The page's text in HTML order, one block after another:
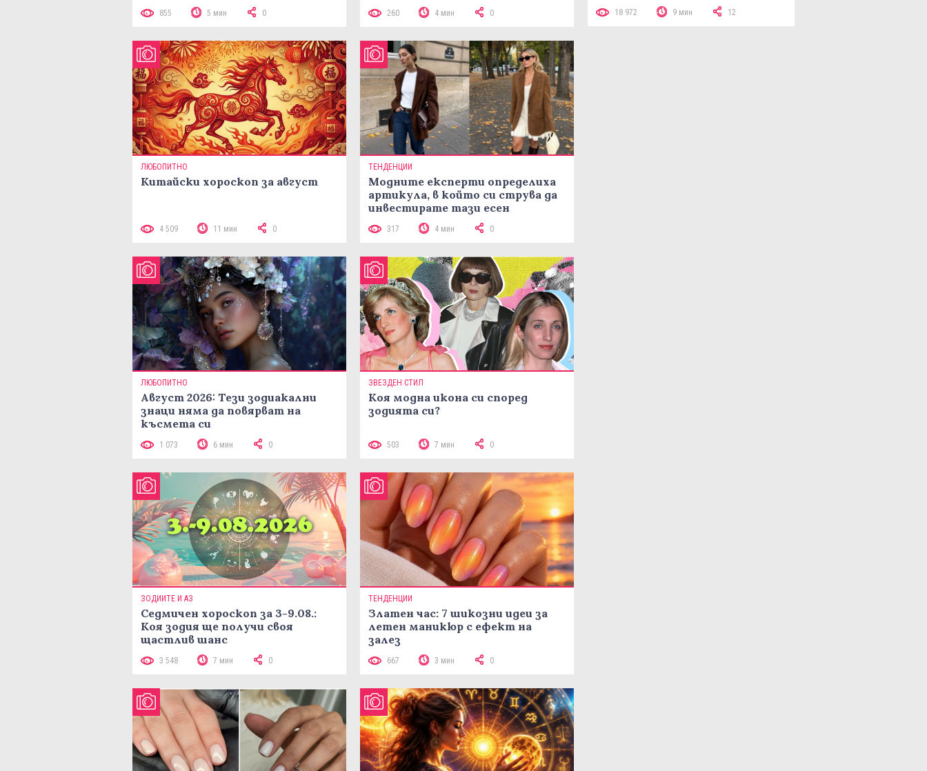
855 5 мин 0 260 4 мин 0
ЛЮБОПИТНО
Китайски хороскоп за август
4 509 11 мин 0
ТЕНДЕНЦИИ
Модните експерти определиха
артикула, в който си струва да
инвестирате тази есен
317 4 мин 0
ЛЮБОПИТНО
Август 2026: Тези зодиакални
знаци няма да повярват на
късмета си
1 073 6 мин 0
ЗВЕЗДЕН СТИЛ
Коя модна икона си според
зодията си?
503 7 мин 0
ЗОДИИТЕ И АЗ
Седмичен хороскоп за 3-9.08.:
Коя зодия ще получи своя
щастлив шанс
3 548 7 мин 0
ТЕНДЕНЦИИ
Златен час: 7 шикозни идеи за
летен маникюр с ефект на
залез
667 3 мин 0
18 972 9 мин 12